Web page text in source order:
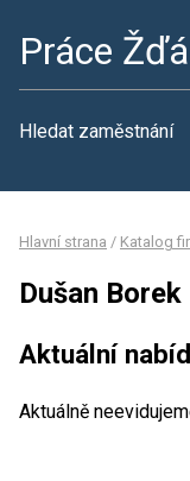
Práce
Hledat zaměstnání
Hlavní strana / Katalog
Dušan Borek
Aktuální
Aktuálně